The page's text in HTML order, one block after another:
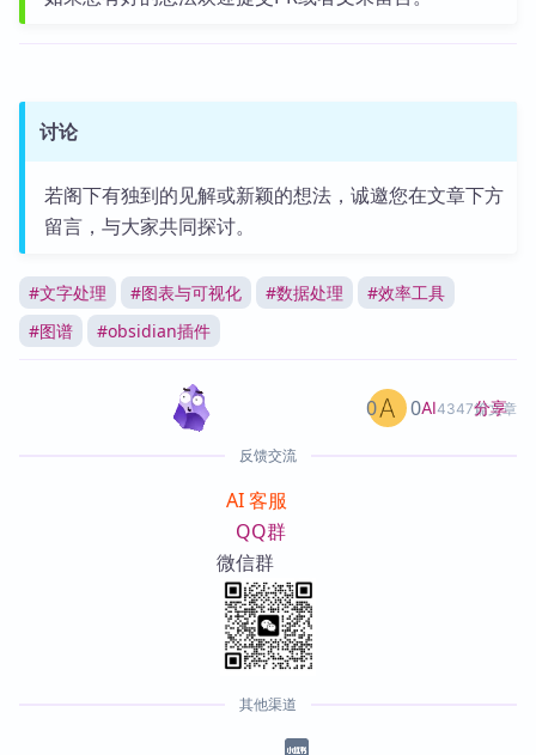
讨论
若阁下有独到的见解或新颖的想法，诚邀您在文章下方
留言，与大家共同探讨。
#文字处理 #图表与可视化 #数据处理 #效率工具
#图谱 #obsidian插件
AI4347篇文章
0 0 分享
反馈交流
AI 客服
QQ群
微信群
其他渠道